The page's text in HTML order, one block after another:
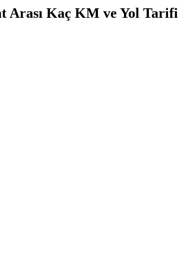
Arası Kaç KM ve Yol Tarifi